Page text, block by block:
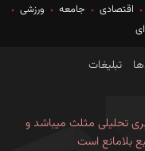
اقتصادی جامعه
ورزشی
تبلیغات
تحلیلی مثلث میباشد و
بلامانع است